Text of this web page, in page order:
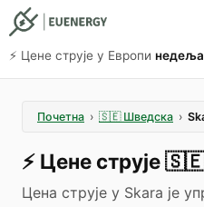
⚡️ Цене струје у Европи
Почетна › 🇸🇪 Шведска ›
⚡️ Цене струје🇸🇪
Цена струје у Skara је